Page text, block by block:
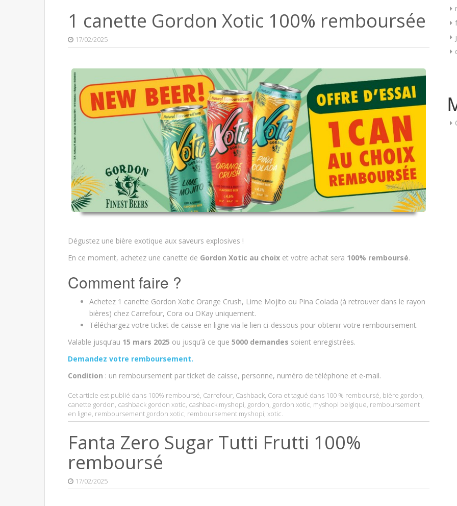
1 canette Gordon Xotic 100% remboursée
17/02/2025
Dégustez une bière exotique aux saveurs explosives !
En ce moment, achetez une canette de Gordon Xotic au choix et votre achat sera 100% remboursé.
Comment faire ?
Achetez 1 canette Gordon Xotic Orange Crush, Lime Mojito ou Pina Colada (à retrouver dans le rayon
bières) chez Carrefour, Cora ou OKay uniquement.
Téléchargez votre ticket de caisse en ligne via le lien ci-dessous pour obtenir votre remboursement.
Valable jusqu’au 15 mars 2025 ou jusqu’à ce que 5000 demandes soient enregistrées.
Demandez votre remboursement.
Condition : un remboursement par ticket de caisse, personne, numéro de téléphone et e-mail.
Cet article est publié dans 100% remboursé, Carrefour, Cashback, Cora et tagué dans 100 % remboursé, bière gordon,
canette gordon, cashback gordon xotic, cashback myshopi, gordon, gordon xotic, myshopi belgique, remboursement
en ligne, remboursement gordon xotic, remboursement myshopi, xotic.
Fanta Zero Sugar Tutti Frutti 100%
remboursé
17/02/2025